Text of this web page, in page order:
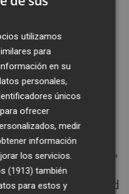
mecanismos para
servicios
del agua a los
de la
hidráulicas,
en total,
de la Sociedad
utilizamos
para
en su
personales,
únicos
ofrecer
medir
información
los servicios.
(1913) también
para estos y